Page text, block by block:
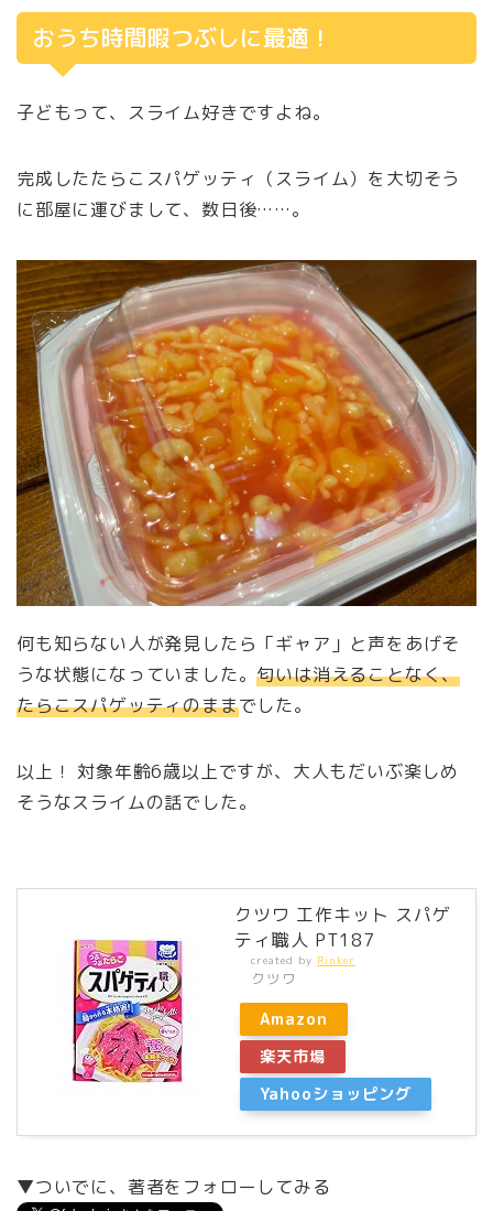
おうち時間暇つぶしに最適！
子どもって、スライム好きですよね。
完成したたらこスパゲッティ（スライム）を大切そう
に部屋に運びまして、数日後……。
何も知らない人が発見したら「ギャア」と声をあげそ
うな状態になっていました。匂いは消えることなく、
たらこスパゲッティのままでした。
以上！ 対象年齢6歳以上ですが、大人もだいぶ楽しめ
そうなスライムの話でした。
クツワ 工作キット スパゲ
ティ職人 PT187
created by Rinker
クツワ
Amazon
楽天市場
Yahooショッピング
▼ついでに、著者をフォローしてみる